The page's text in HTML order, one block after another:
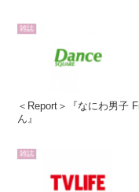
雑誌
＜Report＞『なにわ男子
ん』
雑誌